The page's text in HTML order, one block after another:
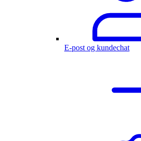
E-post og kundechat